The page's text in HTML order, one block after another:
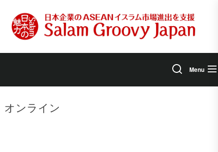
content
Menu
オンライン